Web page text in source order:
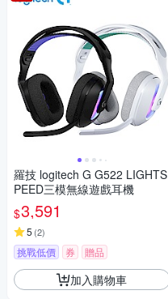
羅技 logitech G G522 LIGHTS
PEED三模無線遊戲耳機
$3,591
5 (2)
挑戰低價 券
贈品
滿額贈
加入購物車